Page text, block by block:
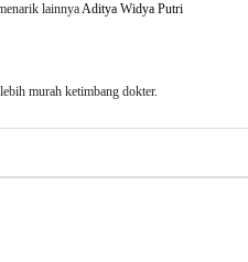
lainnyaAditya Widya Putri
murah ketimbang dokter.